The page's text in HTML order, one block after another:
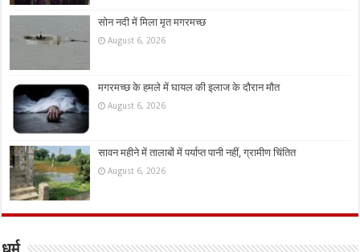
सोन नदी में मिला मृत मगरमच्छ
August 6, 2026
मगरमच्छ के हमले में घायल की इलाज के दौरान मौत
August 6, 2026
सावन महीने में तालाबों में पर्याप्त पानी नहीं, ग्रामीण चिंतित
August 6, 2026